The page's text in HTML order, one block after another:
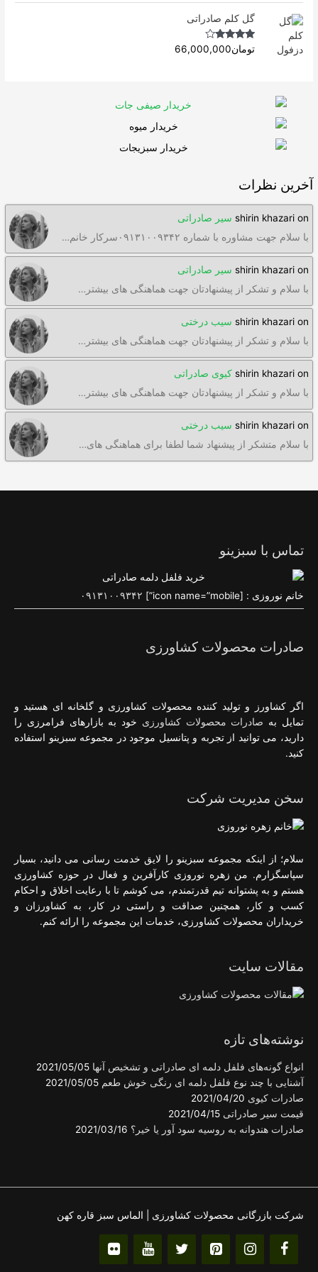
گل کلم صادراتی
Rated4.63
out of 5
تومان66,000,000
آخرین نظرات
shirin khazari on
سیر صادراتی
با سلام جهت مشاوره با شماره ۰۹۱۳۱۰۰۹۳۴۲سرکار خانم…
shirin khazari on
سیر صادراتی
با سلام و تشکر از پیشنهادتان جهت هماهنگی های بیشتر…
shirin khazari on
سیب درختی
با سلام و تشکر از پیشنهادتان جهت هماهنگی های بیشتر…
shirin khazari on
کیوی صادراتی
با سلام و تشکر از پیشنهادتان جهت هماهنگی های بیشتر…
shirin khazari on
سیب درختی
با سلام متشکر از پیشنهاد شما لطفا برای هماهنگی های…
تماس با سبزینو
خانم نوروزی : [icon name=”mobile”] ۰۹۱۳۱۰۰۹۳۴۲
صادرات محصولات کشاورزی
اگر کشاورز و تولید کننده محصولات کشاورزی و گلخانه ای هستید و
تمایل به صادرات محصولات کشاورزی خود به بازارهای فرامرزی را
دارید، می توانید از تجربه و پتانسیل موجود در مجموعه سبزینو استفاده
کنید.
سخن مدیریت شرکت
سلام؛ از اینکه مجموعه سبزینو را لایق خدمت رسانی می دانید، بسیار
سپاسگزارم. من زهره نوروزی کارآفرین و فعال در حوزه کشاورزی
هستم و به پشتوانه تیم قدرتمندم، می کوشم تا با رعایت اخلاق و احکام
کسب و کار، همچنین صداقت و راستی در کار، به کشاورزان و
خریداران محصولات کشاورزی، خدمات این مجموعه را ارائه کنم.
مقالات سایت
نوشته‌های تازه
انواع گونه‌های فلفل دلمه ای صادراتی و تشخیص آنها 2021/05/05
آشنایی با چند نوع فلفل دلمه ای رنگی خوش طعم 2021/05/05
صادرات کیوی 2021/04/20
قیمت سیر صادراتی 2021/04/15
صادرات هندوانه به روسیه سود آور یا خیر؟ 2021/03/16
شرکت بازرگانی محصولات کشاورزی | الماس سبز قاره کهن